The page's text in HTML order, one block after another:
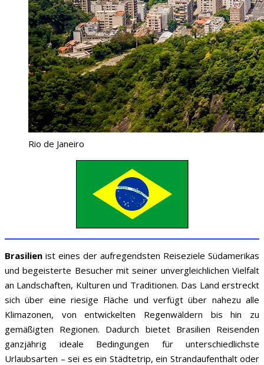
Rio de Janeiro
Brasilien ist eines der aufregendsten Reiseziele Südamerikas
und begeisterte Besucher mit seiner unvergleichlichen Vielfalt
an Landschaften, Kulturen und Traditionen. Das Land erstreckt
sich über eine riesige Fläche und verfügt über nahezu alle
Klimazonen, von entwickelten Regenwäldern bis hin zu
gemäßigten Regionen. Dadurch bietet Brasilien Reisenden
ganzjährig ideale Bedingungen für unterschiedlichste
Urlaubsarten – sei es ein Städtetrip, ein Strandaufenthalt oder